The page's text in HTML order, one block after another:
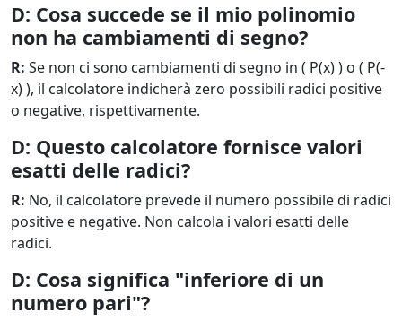
D: Cosa succede se il mio polinomio
non ha cambiamenti di segno?
R: Se non ci sono cambiamenti di segno in ( P(x) ) o ( P(-
x) ), il calcolatore indicherà zero possibili radici positive
o negative, rispettivamente.
D: Questo calcolatore fornisce valori
esatti delle radici?
R: No, il calcolatore prevede il numero possibile di radici
positive e negative. Non calcola i valori esatti delle
radici.
D: Cosa significa "inferiore di un
numero pari"?